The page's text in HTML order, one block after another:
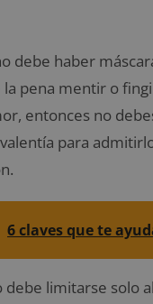
debe haber
pena mentir o
entonces no
para
6 claves que te
debe limitarse solo